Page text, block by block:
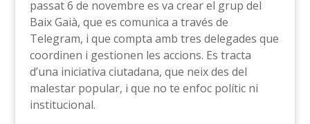
passat 6 de novembre es va crear el grup del
Baix Gaià, que es comunica a través de
Telegram, i que compta amb tres delegades que
coordinen i gestionen les accions. Es tracta
d’una iniciativa ciutadana, que neix des del
malestar popular, i que no te enfoc polític ni
institucional.